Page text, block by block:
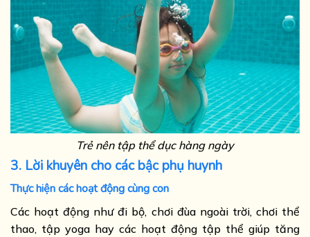
Trẻ nên tập thể dục hàng ngày
3. Lời khuyên cho các bậc phụ huynh
Thực hiện các hoạt động cùng con
Các hoạt động như đi bộ, chơi đùa ngoài trời, chơi thể
thao, tập yoga hay các hoạt động tập thể giúp tăng